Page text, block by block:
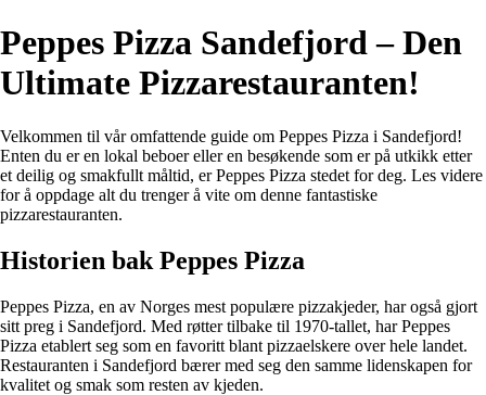
Peppes Pizza Sandefjord – Den
Ultimate Pizzarestauranten!
Velkommen til vår omfattende guide om Peppes Pizza i Sandefjord!
Enten du er en lokal beboer eller en besøkende som er på utkikk etter
et deilig og smakfullt måltid, er Peppes Pizza stedet for deg. Les videre
for å oppdage alt du trenger å vite om denne fantastiske
pizzarestauranten.
Historien bak Peppes Pizza
Peppes Pizza, en av Norges mest populære pizzakjeder, har også gjort
sitt preg i Sandefjord. Med røtter tilbake til 1970-tallet, har Peppes
Pizza etablert seg som en favoritt blant pizzaelskere over hele landet.
Restauranten i Sandefjord bærer med seg den samme lidenskapen for
kvalitet og smak som resten av kjeden.